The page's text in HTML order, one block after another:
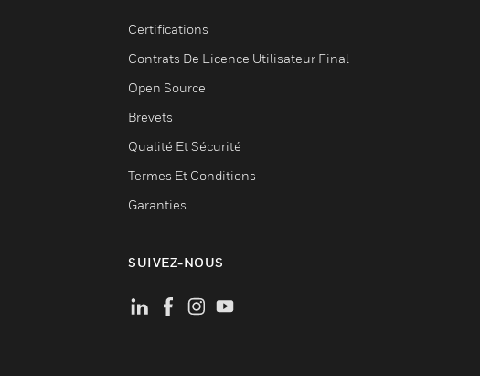
Certifications
Contrats De Licence Utilisateur Final
Open Source
Brevets
Qualité Et Sécurité
Termes Et Conditions
Garanties
SUIVEZ-NOUS